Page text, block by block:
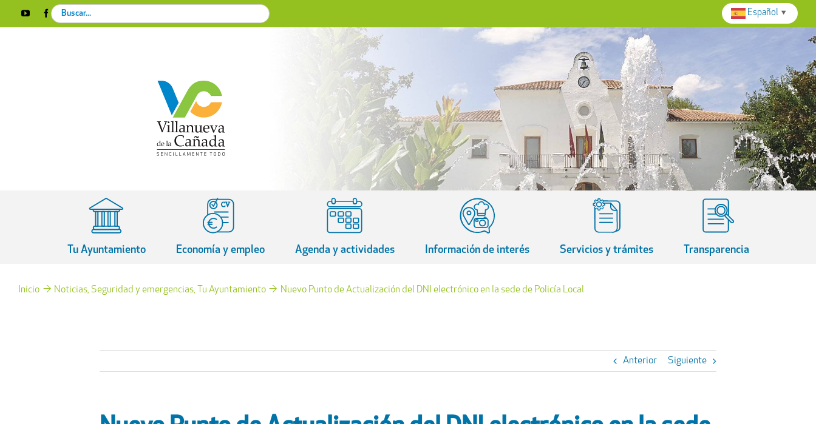
YouTubeFacebookInstagram
X
Search
for:
Tu Ayuntamiento Economía y empleo Agenda y actividades Información de interés Servicios y trámites Transparencia
Inicio Noticias Seguridad y emergencias Tu Ayuntamiento Nuevo Punto de Actualización del DNI electrónico en la sede de Policía Local
Anterior Siguiente
Español ▼